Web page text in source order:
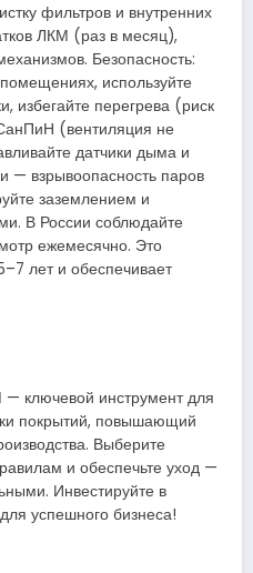
фильтров и внутренних
ЛКМ (раз в месяц),
Безопасность:
используйте
избегайте перегрева (риск
(вентиляция не
датчики дыма и
— взрывоопасность паров
заземлением и
В России соблюдайте
ежемесячно. Это
лет и обеспечивает
ключевой инструмент для
покрытий, повышающий
Выберите
и обеспечьте уход —
Инвестируйте в
успешного бизнеса!